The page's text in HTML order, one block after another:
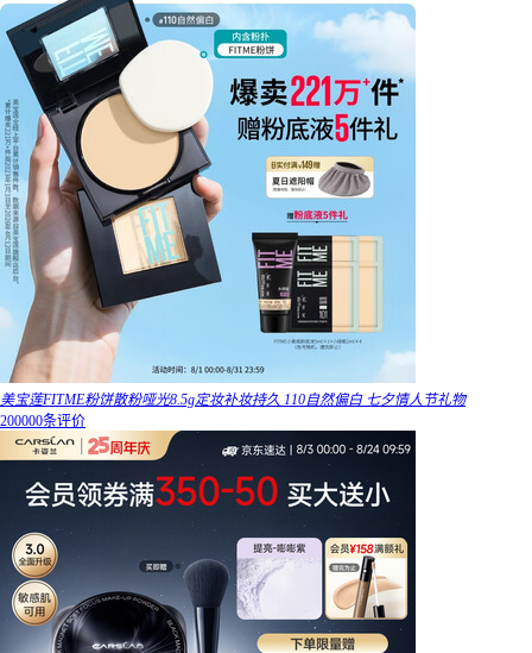
美宝莲FITME粉饼散粉哑光8.5g定妆补妆持久 110自然偏白 七夕情人节礼物
200000条评价